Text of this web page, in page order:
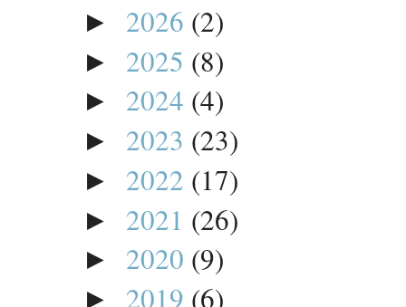
► 2026 (2)
► 2025 (8)
► 2024 (4)
► 2023 (23)
► 2022 (17)
► 2021 (26)
► 2020 (9)
► 2019 (6)